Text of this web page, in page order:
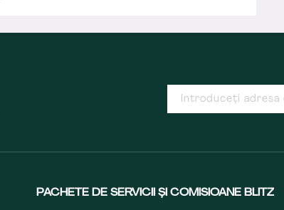
PACHETE DE SERVICII ȘI COMISIOANE BLITZ